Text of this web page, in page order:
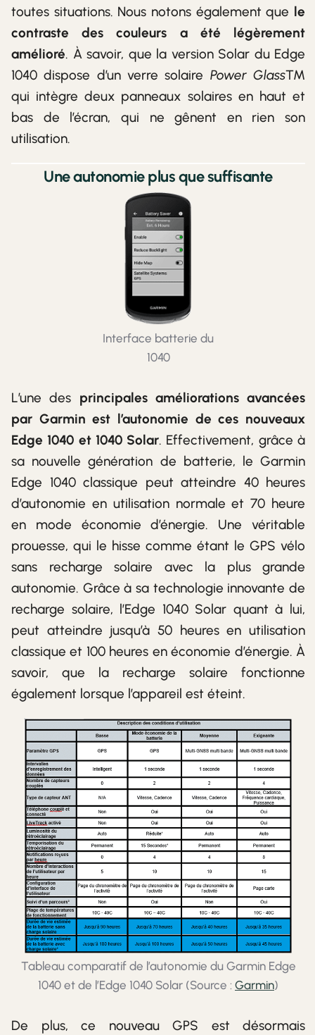
toutes situations. Nous notons également que le
contraste des couleurs a été légèrement
amélioré. À savoir, que la version Solar du Edge
1040 dispose d’un verre solaire Power Glass™
qui intègre deux panneaux solaires en haut et
bas de l’écran, qui ne gênent en rien son
utilisation.
Une autonomie plus que suffisante
Interface batterie du
1040
L’une des principales améliorations avancées
par Garmin est l’autonomie de ces nouveaux
Edge 1040 et 1040 Solar. Effectivement, grâce à
sa nouvelle génération de batterie, le Garmin
Edge 1040 classique peut atteindre 40 heures
d’autonomie en utilisation normale et 70 heure
en mode économie d’énergie. Une véritable
prouesse, qui le hisse comme étant le GPS vélo
sans recharge solaire avec la plus grande
autonomie. Grâce à sa technologie innovante de
recharge solaire, l’Edge 1040 Solar quant à lui,
peut atteindre jusqu’à 50 heures en utilisation
classique et 100 heures en économie d’énergie. À
savoir, que la recharge solaire fonctionne
également lorsque l’appareil est éteint.
Tableau comparatif de l’autonomie du Garmin Edge
1040 et de l’Edge 1040 Solar (Source : Garmin)
De plus, ce nouveau GPS est désormais